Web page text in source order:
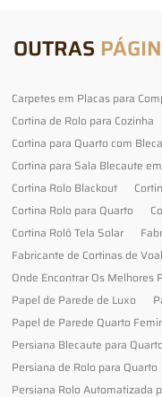
OUTRAS
Carpetes em Placas para
Cortina de Rolo para Cozinha
Cortina para Quarto com
Cortina para Sala Blecaute
Cortina Rolo Blackout
Cortina Rolo para Quarto
Cortina Rolô Tela Solar
Fabricante de Cortinas de Voal
Onde Encontrar Os Melhores
Papel de Parede de Luxo
Papel de Parede Quarto
Persiana Blecaute para Quarto
Persiana de Rolo para Quarto
Persiana Rolo Automatizada